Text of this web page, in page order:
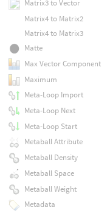
Matrix3 to Vector
Matrix4 to Matrix2
Matrix4 to Matrix3
Matte
Max Vector Component
Maximum
Meta-Loop Import
Meta-Loop Next
Meta-Loop Start
Metaball Attribute
Metaball Density
Metaball Space
Metaball Weight
Metadata